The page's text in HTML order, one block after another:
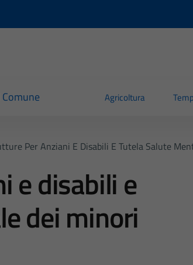
Agricoltura
Per Anziani E Disabili E Tutela Salute
e disabili e
dei minori